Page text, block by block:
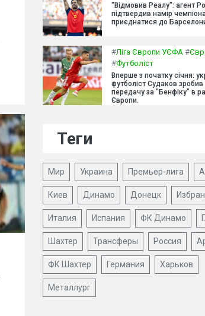
"Відмовив Реалу": агент
підтвердив намір
приєднатися до
#Ліга Європи УЄФА #
#Футболіст
Вперше з початку січня:
футболіст Судаков зробив
передачу за "Бенфіку" в
Європи.
Теги
Мир Украина Премьер-лига
Киев Динамо Донецк
Италия Испания ФК Динамо
Шахтер Трансферы Россия
ФК Шахтер Германия Харьков
Металлург